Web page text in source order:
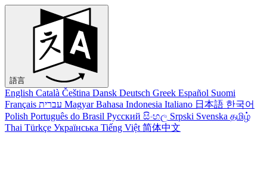
語言
English Català Čeština Dansk Deutsch Greek Español Suomi
Français עברית Magyar Bahasa Indonesia Italiano 日本語 한국어
Polish Português do Brasil Русский සිංහල Srpski Svenska தமிழ்
Thai Türkçe Українська Tiếng Việt 简体中文